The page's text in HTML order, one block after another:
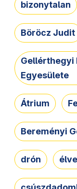
bizonytalan
Böröcz Judit
Gellérthegyi
Egyesülete
Átrium
Bereményi
drón